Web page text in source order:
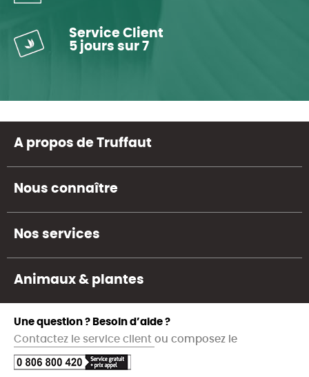
Service Client
5 jours sur 7
A propos de Truffaut
Nous connaître
Nos services
Animaux & plantes
Une question ? Besoin d’aide ?
Contactez le service client ou composez le